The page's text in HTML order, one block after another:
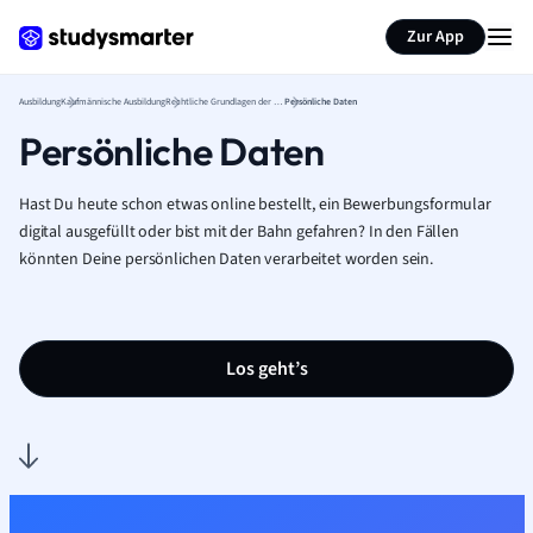
Zur App
AusbildungKaufmännische Ausbildung Rechtliche Grundlagen der BerufsausbildungPersönliche Daten
Persönliche Daten
Hast Du heute schon etwas online bestellt, ein Bewerbungsformular
digital ausgefüllt oder bist mit der Bahn gefahren? In den Fällen
könnten Deine persönlichen Daten verarbeitet worden sein.
Los geht’s